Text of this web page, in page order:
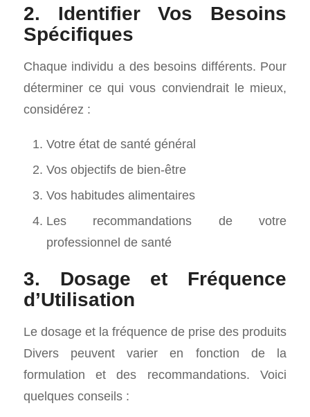
2. Identifier Vos Besoins
Spécifiques
Chaque individu a des besoins différents. Pour
déterminer ce qui vous conviendrait le mieux,
considérez :
Votre état de santé général
Vos objectifs de bien-être
Vos habitudes alimentaires
Les recommandations de votre
professionnel de santé
3. Dosage et Fréquence
d’Utilisation
Le dosage et la fréquence de prise des produits
Divers peuvent varier en fonction de la
formulation et des recommandations. Voici
quelques conseils :